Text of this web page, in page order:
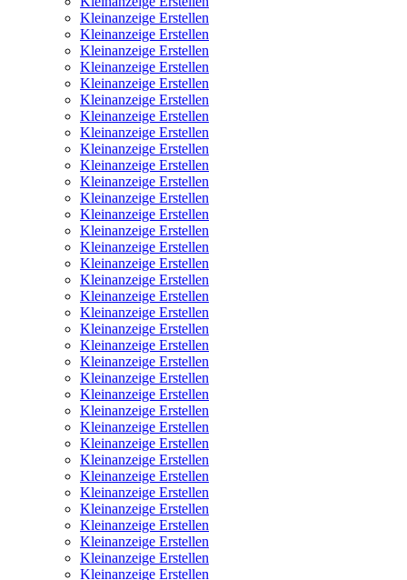
Kleinanzeige Erstellen
Kleinanzeige Erstellen
Kleinanzeige Erstellen
Kleinanzeige Erstellen
Kleinanzeige Erstellen
Kleinanzeige Erstellen
Kleinanzeige Erstellen
Kleinanzeige Erstellen
Kleinanzeige Erstellen
Kleinanzeige Erstellen
Kleinanzeige Erstellen
Kleinanzeige Erstellen
Kleinanzeige Erstellen
Kleinanzeige Erstellen
Kleinanzeige Erstellen
Kleinanzeige Erstellen
Kleinanzeige Erstellen
Kleinanzeige Erstellen
Kleinanzeige Erstellen
Kleinanzeige Erstellen
Kleinanzeige Erstellen
Kleinanzeige Erstellen
Kleinanzeige Erstellen
Kleinanzeige Erstellen
Kleinanzeige Erstellen
Kleinanzeige Erstellen
Kleinanzeige Erstellen
Kleinanzeige Erstellen
Kleinanzeige Erstellen
Kleinanzeige Erstellen
Kleinanzeige Erstellen
Kleinanzeige Erstellen
Kleinanzeige Erstellen
Kleinanzeige Erstellen
Kleinanzeige Erstellen